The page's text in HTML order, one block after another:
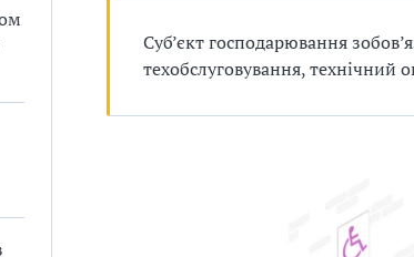
Суб’єкт господарювання
техобслуговування, технічний